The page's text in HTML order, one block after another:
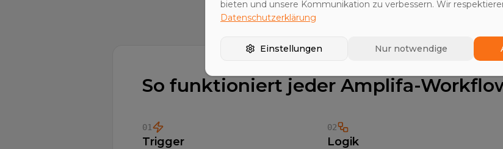
So funktioniert jeder Amplifa-
01
Trigger
02
Logik
bieten und unsere Kommunikation zu verbessern. Wir
Datenschutzerklärung
Einstellungen Nur notwendige